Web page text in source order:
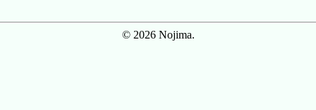
© 2026 Nojima.